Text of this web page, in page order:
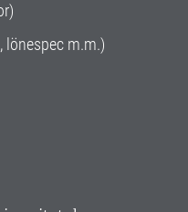
lönespec m.m.)